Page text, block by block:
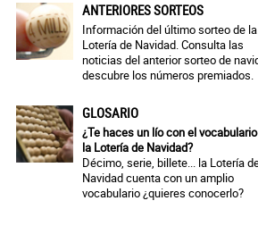
ANTERIORES SORTEOS
Información del último sorteo de la
Lotería de Navidad. Consulta las
noticias del anterior sorteo de
descubre los números premiados.
GLOSARIO
¿Te haces un lío con el
la Lotería de Navidad?
Décimo, serie, billete... la Lotería
Navidad cuenta con un amplio
vocabulario ¿quieres conocerlo?